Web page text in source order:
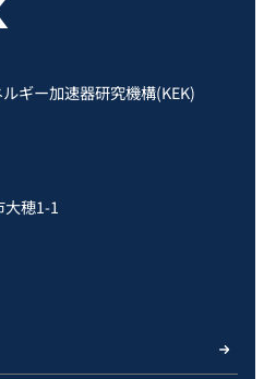
ギー加速器研究機構(KEK)
穂1-1